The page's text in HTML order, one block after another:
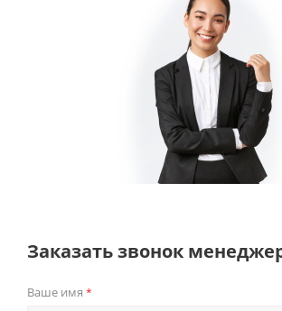
Заказать звонок
Ваше имя *